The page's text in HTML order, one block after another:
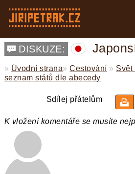
DISKUZE:
» Úvodní strana» Cestování » Svět
seznam států dle abecedy
Sdílej přátelům
K vložení komentáře se musíte